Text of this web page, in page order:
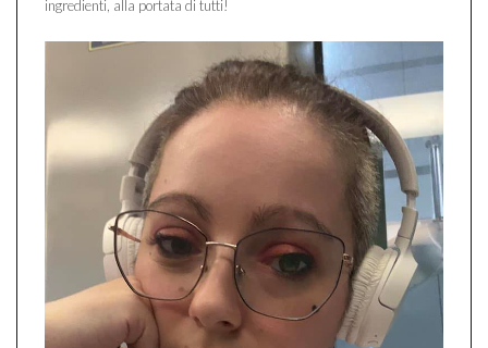
ingredienti, alla portata di tutti!